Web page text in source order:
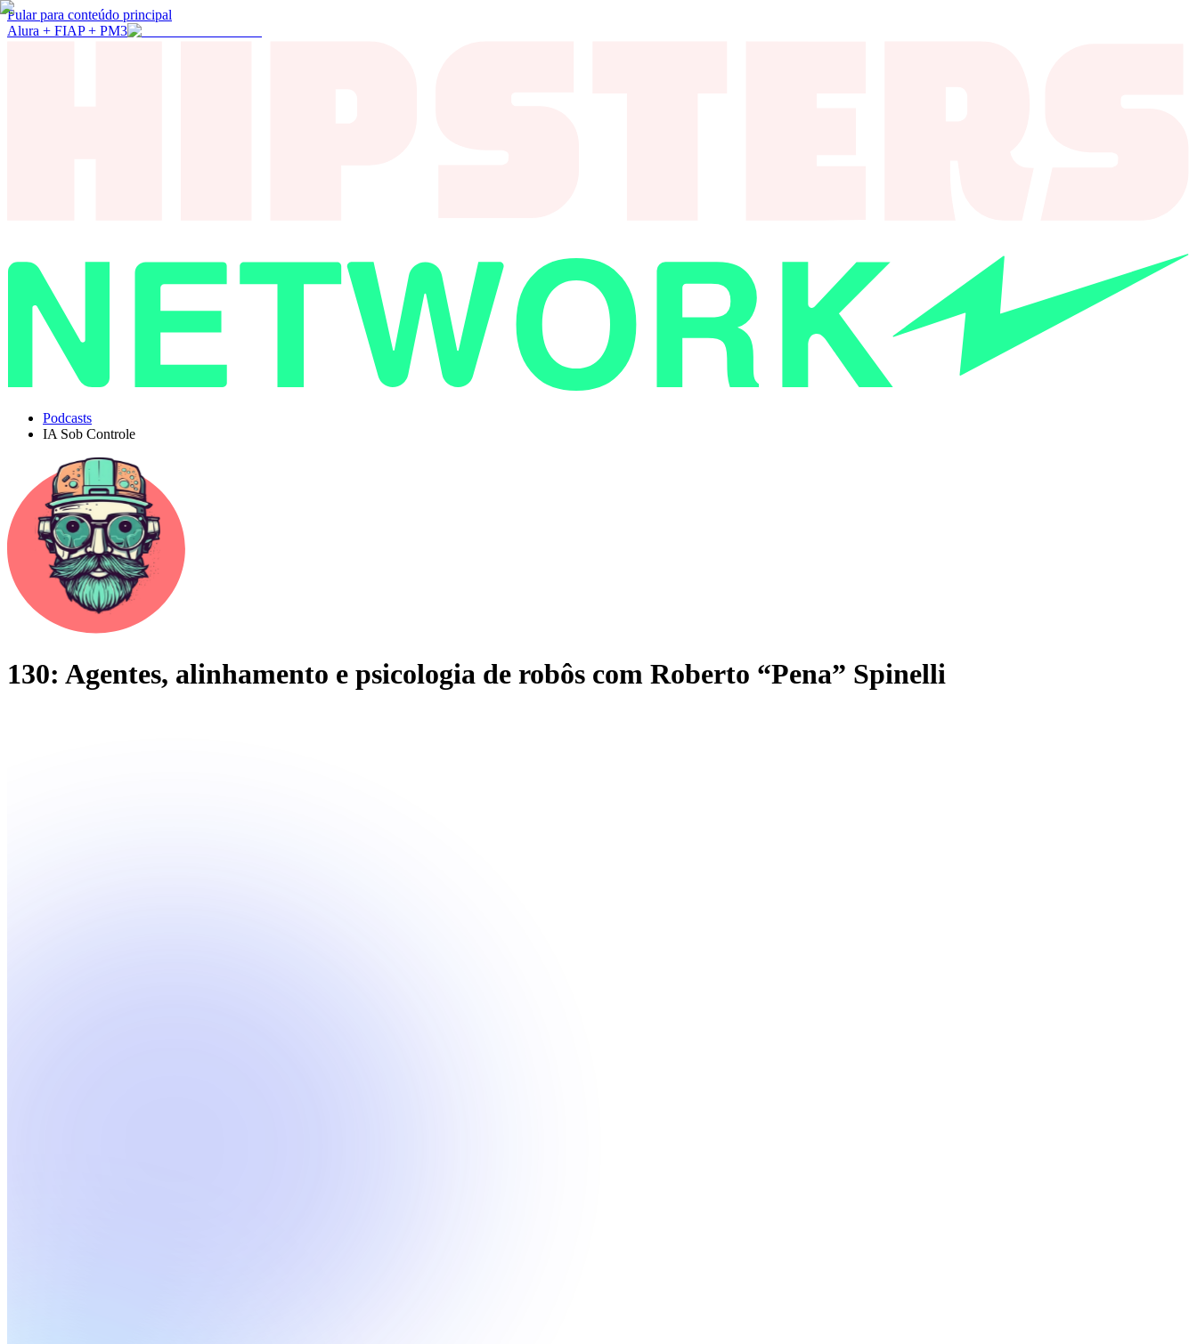
Pular para conteúdo principal
Alura + FIAP + PM3
Podcasts
IA Sob Controle
130: Agentes, alinhamento e psicologia de robôs com Roberto “Pena” Spinelli